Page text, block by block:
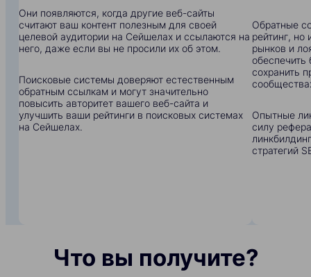
Они появляются, когда другие веб-сайты
считают ваш контент полезным для своей
целевой аудитории на Сейшелах и ссылаются на
него, даже если вы не просили их об этом.
Поисковые системы доверяют естественным
обратным ссылкам и могут значительно
повысить авторитет вашего веб-сайта и
улучшить ваши рейтинги в поисковых системах
на Сейшелах.
Обратные
рейтинг,
рынков и
сохранить
Опытные
силу
стратегий
Что вы получите?